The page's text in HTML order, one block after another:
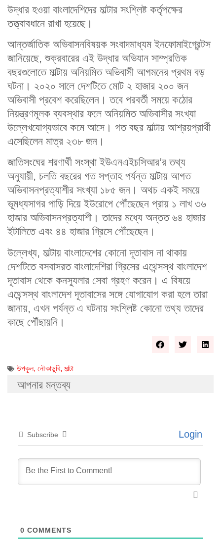
উদ্ধার হওয়া বাংলাদেশিদের মাল্টার সংশ্লিষ্ট কর্তৃপক্ষের
তত্ত্বাবধানে রাখা হয়েছে।
আন্তর্জাতিক অভিবাসনবিষয়ক সংবাদমাধ্যম ইনফোমাইগ্রেন্টস
জানিয়েছে, শুক্রবারের এই উদ্ধার অভিযান সাম্প্রতিক
বছরগুলোতে মাল্টায় অনিয়মিত অভিবাসী আগমনের প্রথম বড়
ঘটনা। ২০২০ সালে দেশটিতে মোট ২ হাজার ২০০ জন
অভিবাসী প্রবেশ করেছিলেন। তবে পরবর্তী সময়ে কঠোর
নিয়ন্ত্রণমূলক ব্যবস্থার ফলে অনিয়মিত অভিবাসীর সংখ্যা
উল্লেখযোগ্যভাবে কমে আসে। গত বছর মাল্টায় আশ্রয়প্রার্থী
এসেছিলেন মাত্র ২৩৮ জন।
জাতিসংঘের শরণার্থী সংস্থা ইউএনএইচসিআর’র তথ্য
অনুযায়ী, চলতি বছরের গত সপ্তাহ পর্যন্ত মাল্টায় আগত
অভিবাসনপ্রত্যাশীর সংখ্যা ১৮৫ জন। অথচ একই সময়ে
ভূমধ্যসাগর পাড়ি দিয়ে ইউরোপে পৌঁছেছেন প্রায় ১ লাখ ৩৬
হাজার অভিবাসনপ্রত্যাশী। তাদের মধ্যে অন্তত ৬৪ হাজার
ইটালিতে এবং ৪৪ হাজার গ্রিসে পৌঁছেছেন।
উল্লেখ্য, মাল্টায় বাংলাদেশের কোনো দূতাবাস না থাকায়
দেশটিতে বসবাসরত বাংলাদেশিরা গ্রিসের এথেন্সস্থ বাংলাদেশ
দূতাবাস থেকে কনস্যুলার সেবা গ্রহণ করেন। এ বিষয়ে
এথেন্সস্থ বাংলাদেশ দূতাবাসের সঙ্গে যোগাযোগ করা হলে তারা
জানায়, এখন পর্যন্ত এ ঘটনায় সংশ্লিষ্ট কোনো তথ্য তাদের
কাছে পৌঁছায়নি।
উপকূল, নৌকাডুবি, মাল্টা
আপনার মন্তব্য
Subscribe Login
0 COMMENTS